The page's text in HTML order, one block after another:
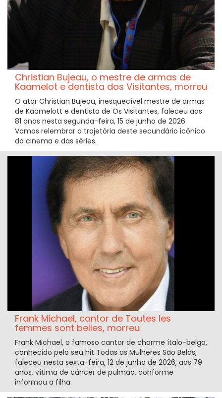
Christian Bujeau, o mestre de armas de
Kaamelot e dentista dos Visitantes, morreu
O ator Christian Bujeau, inesquecível mestre de armas
de Kaamelott e dentista de Os Visitantes, faleceu aos
81 anos nesta segunda-feira, 15 de junho de 2026.
Vamos relembrar a trajetória deste secundário icônico
do cinema e das séries.
Frank Michael, cantor de Toutes les
femmes sont belles, morreu
Frank Michael, o famoso cantor de charme ítalo-belga,
conhecido pelo seu hit Todas as Mulheres São Belas,
faleceu nesta sexta-feira, 12 de junho de 2026, aos 79
anos, vítima de câncer de pulmão, conforme
informou a filha.